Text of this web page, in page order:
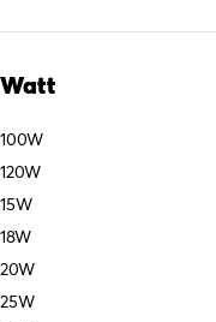
Watt
100W
120W
15W
18W
20W
25W